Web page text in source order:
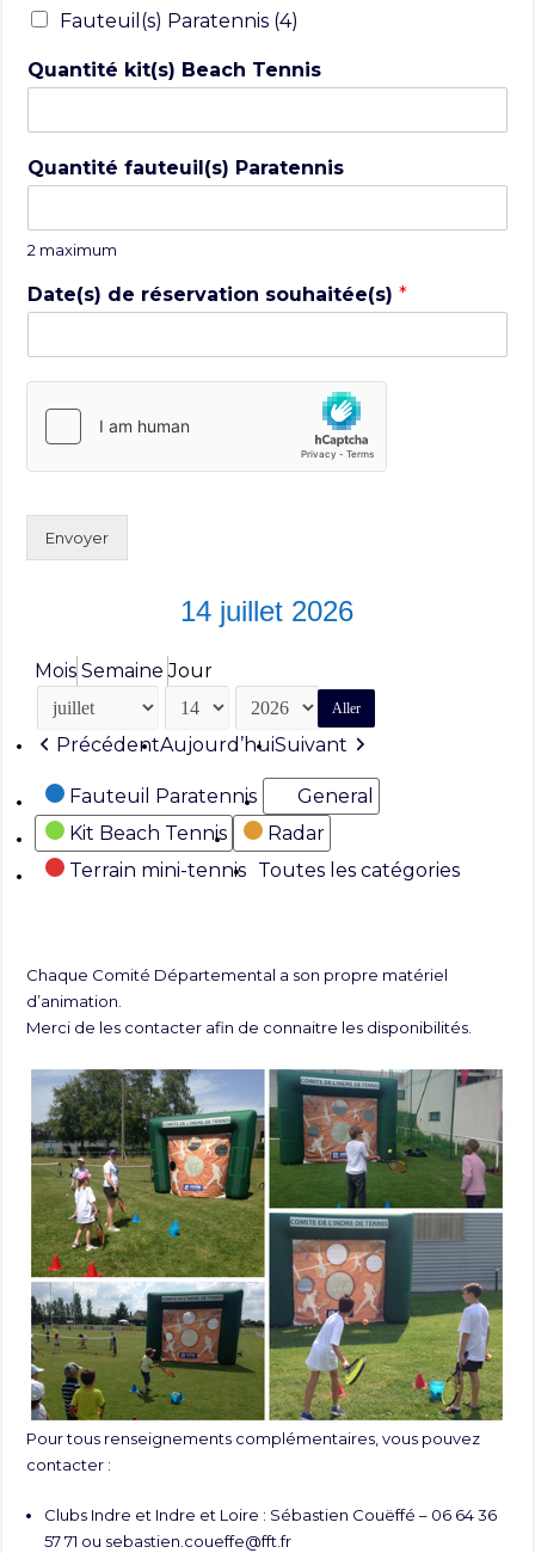
Fauteuil(s) Paratennis (4)
Quantité kit(s) Beach Tennis
Quantité fauteuil(s) Paratennis
2 maximum
Date(s) de réservation souhaitée(s)*
Envoyer
14 juillet 2026
Mois Semaine Jour
Mois
Jour
Année
PrécédentAujourd’huiSuivant
Catégories
Fauteuil Paratennis
General
Kit Beach Tennis
Radar
Terrain mini-tennis Toutes les catégories
Chaque Comité Départemental a son propre matériel
d’animation.
Merci de les contacter afin de connaitre les disponibilités.
Pour tous renseignements complémentaires, vous pouvez
contacter :
Clubs Indre et Indre et Loire : Sébastien Couëffé – 06 64 36
57 71 ou sebastien.coueffe@fft.fr